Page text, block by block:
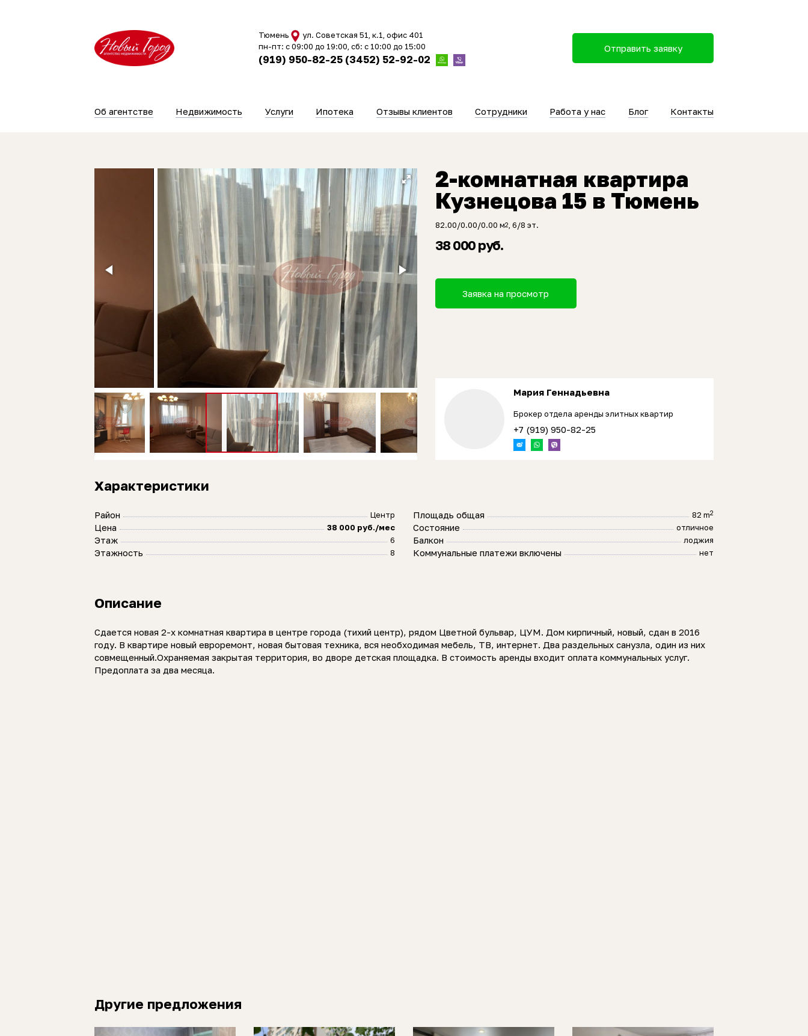
Тюмень
ул. Советская 51, к.1, офис 401
пн-пт: с 09:00 до 19:00, сб: с 10:00 до 15:00
(919) 950-82-25 (3452) 52-92-02
Отправить заявку
Об агентстве Недвижимость Услуги Ипотека Отзывы клиентов Сотрудники Работа у нас Блог Контакты
2-комнатная квартира
Кузнецова 15 в Тюмень
82.00/0.00/0.00 м2 , 6/8 эт.
38 000 руб.
Заявка на просмотр
Мария Геннадьевна
Брокер отдела аренды элитных квартир
+7 (919) 950-82-25
Характеристики
Район Центр
Цена 38 000 руб./мес
Этаж 6
Этажность 8
Площадь общая 82 m2
Состояние отличное
Балкон лоджия
Коммунальные платежи включены нет
Описание
Сдается новая 2-х комнатная квартира в центре города (тихий центр), рядом Цветной бульвар, ЦУМ. Дом кирпичный, новый, сдан в 2016
году. В квартире новый евроремонт, новая бытовая техника, вся необходимая мебель, ТВ, интернет. Два раздельных санузла, один из них
совмещенный.Охраняемая закрытая территория, во дворе детская площадка. В стоимость аренды входит оплата коммунальных услуг.
Предоплата за два месяца.
Другие предложения